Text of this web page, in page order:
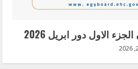
الاول دور ابريل 2026